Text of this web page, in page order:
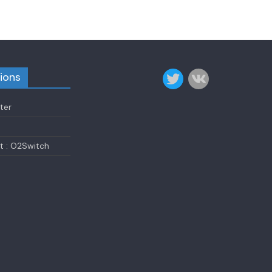
: O2Switch